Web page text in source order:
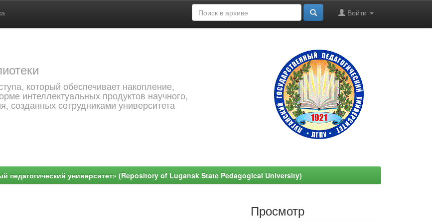
Войти
который обеспечивает накопление,
интеллектуальных продуктов научного,
созданных сотрудниками университета
педагогический университет» (Repository of Lugansk State Pedagogical University)
Просмотр